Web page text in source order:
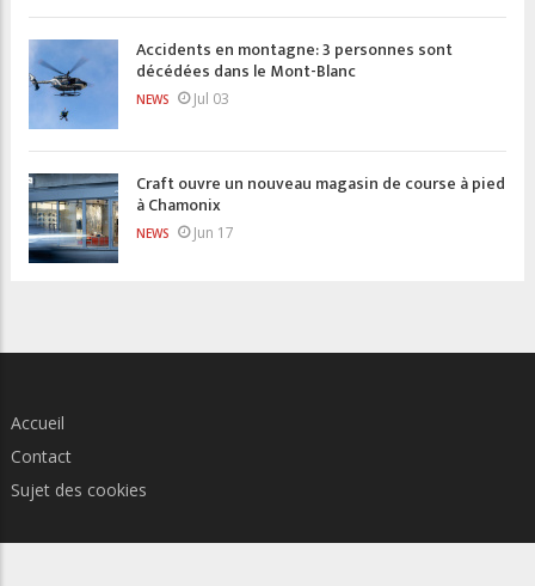
Accidents en montagne: 3 personnes sont
décédées dans le Mont-Blanc
NEWS Jul 03
Craft ouvre un nouveau magasin de course à pied
à Chamonix
NEWS Jun 17
Accueil
Contact
Sujet des cookies